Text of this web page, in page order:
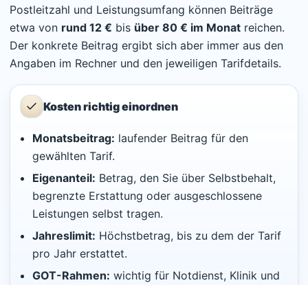
Postleitzahl und Leistungsumfang können Beiträge
etwa von rund 12 € bis über 80 € im Monat reichen.
Der konkrete Beitrag ergibt sich aber immer aus den
Angaben im Rechner und den jeweiligen Tarifdetails.
Kosten richtig einordnen
Monatsbeitrag: laufender Beitrag für den
gewählten Tarif.
Eigenanteil: Betrag, den Sie über Selbstbehalt,
begrenzte Erstattung oder ausgeschlossene
Leistungen selbst tragen.
Jahreslimit: Höchstbetrag, bis zu dem der Tarif
pro Jahr erstattet.
GOT-Rahmen: wichtig für Notdienst, Klinik und